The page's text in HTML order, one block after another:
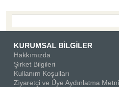
KURUMSAL BİLGİLER
Hakkımızda
Şirket Bilgileri
Kullanım Koşulları
Ziyaretçi ve Üye Aydınlatma Metni